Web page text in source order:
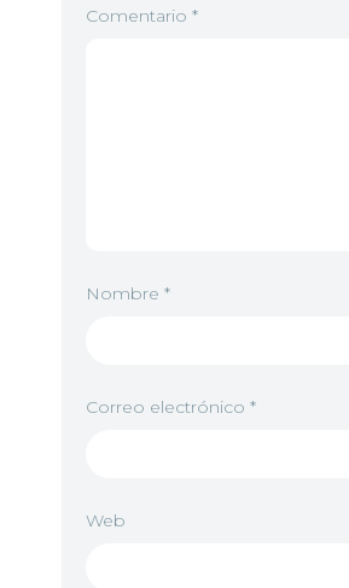
Comentario *
Nombre *
Correo electrónico *
Web